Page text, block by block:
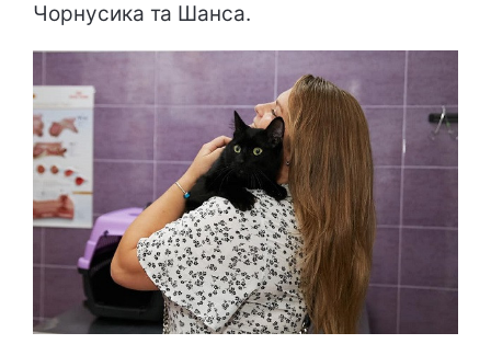
Чорнусика та Шанса.